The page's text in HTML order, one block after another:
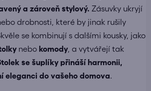
a zároveň stylový. Zásuvky ukryjí
drobnosti, které by jinak rušily
se kombinují s dalšími kousky, jako
nebo komody, a vytvářejí tak
se šuplíky přináší harmonii,
eleganci do vašeho domova